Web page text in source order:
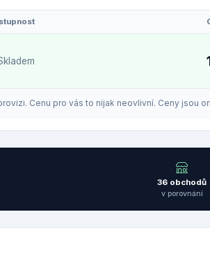
Cenu pro vás to nijak neovlivní. Ceny jsou
36 obchodů
v porovnání